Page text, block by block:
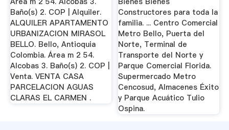
Baño(s) 2. COP | Alquiler.
ALQUILER APARTAMENTO
URBANIZACION MIRASOL
BELLO. Bello, Antioquia
Colombia. Área m 2 54.
Alcobas 3. Baño(s) 2. COP |
Venta. VENTA CASA
PARCELACION AGUAS
CLARAS EL CARMEN .
Constructores para toda la
familia. ... Centro Comercial
Metro Bello, Puerta del
Norte, Terminal de
Transporte del Norte y
Parque Comercial Florida.
Supermercado Metro
Cencosud, Almacenes Éxito
y Parque Acuático Tulio
Ospina.